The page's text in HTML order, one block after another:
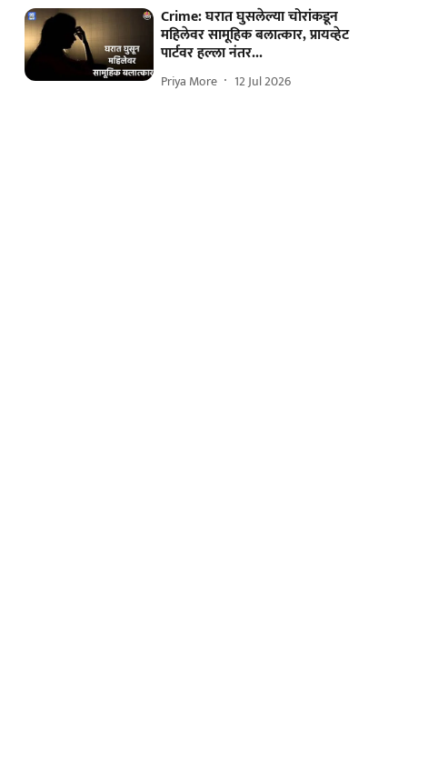
Crime: घरात घुसलेल्या चोरांकडून
महिलेवर सामूहिक बलात्कार, प्रायव्हेट
पार्टवर हल्ला नंतर...
Priya More 12 Jul 2026